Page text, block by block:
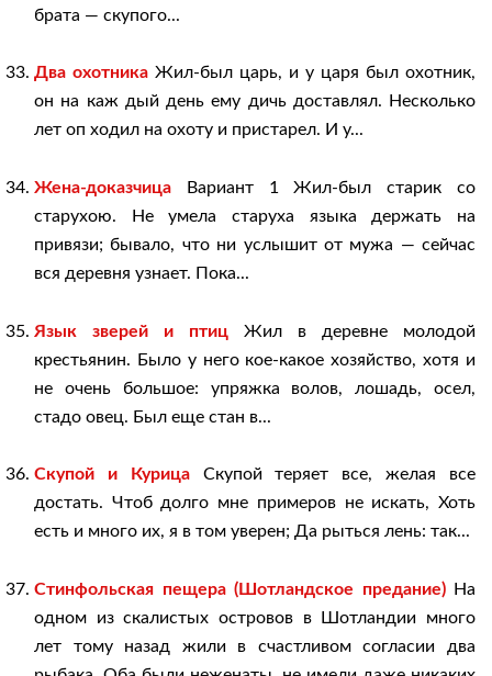
брата — скупого...
Два охотника Жил-был царь, и у царя был охотник,
он на каж дый день ему дичь доставлял. Несколько
лет оп ходил на охоту и пристарел. И у...
Жена-доказчица Вариант 1 Жил-был старик со
старухою. Не умела старуха языка держать на
привязи; бывало, что ни услышит от мужа — сейчас
вся деревня узнает. Пока...
Язык зверей и птиц Жил в деревне молодой
крестьянин. Было у него кое-какое хозяйство, хотя и
не очень большое: упряжка волов, лошадь, осел,
стадо овец. Был еще стан в...
Скупой и КурицаСкупой теряет все, желая все
достать. Чтоб долго мне примеров не искать, Хоть
есть и много их, я в том уверен; Да рыться лень: так...
Стинфольская пещера (Шотландское предание)На
одном из скалистых островов в Шотландии много
лет тому назад жили в счастливом согласии два